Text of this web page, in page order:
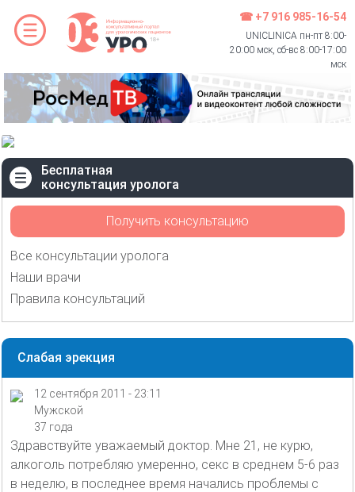
☎ +7 916 985-16-54
UNICLINICA пн-пт 8:00-
20:00 мск, сб-вс 8:00-17:00
мск
Бесплатная
консультация уролога
Получить консультацию
Все консультации уролога
Наши врачи
Правила консультаций
Слабая эрекция
12 сентября 2011 - 23:11
Мужской
37 года
Здравствуйте уважаемый доктор. Мне 21, не курю,
алкоголь потребляю умеренно, секс в среднем 5-6 раз
в неделю, в последнее время начались проблемы с